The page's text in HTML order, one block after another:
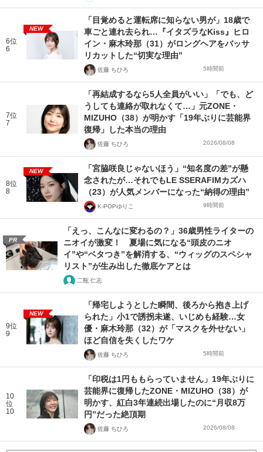
6位
6
NEW
「目覚めると運転席に知らない男が」18歳で
車ごと連れ去られ…『イタズラなKiss』ヒロ
イン・麻木玲那（31）がロングヘアをバッサ
リカットした“切実な理由”
佐藤 ちひろ 5時間前
7位
7
「再結成するなら5人全員がいい」「でも、ど
うしても連絡が取れなくて…」元ZONE・
MIZUHO（38）が明かす「19年ぶりに芸能界
復帰」した本当の理由
佐藤 ちひろ 2026/08/08
8位
8
NEW
「宮脇咲良じゃないほう」“知名度の差”が懸
念されたが…それでもLE SSERAFIMカズハ
（23）が人気メンバーになった“納得の理由”
K-POPゆりこ 9時間前
PR
「えっ、こんなに変わるの？」36歳男性ライターの
ニオイが激変！ 夏場に気になる“頭皮のニオ
イ”や“ベタつき”を解消する、“ウィッグのスペシャ
リスト”が生み出した徹底ケアとは
二瓶 仁志
9位
9
NEW
「帰宅しようとした瞬間、後ろから抱き上げ
られた」小1で誘拐未遂、いじめも経験…女
優・麻木玲那（32）が「マスクを外せない」
ほど自信を失くしたワケ
佐藤 ちひろ 5時間前
10
位
10
「印税は1円ももらっていません」19年ぶりに
芸能界に復帰したZONE・MIZUHO（38）が
明かす、紅白3年連続出場したのに“月収8万
円”だった絶頂期
佐藤 ちひろ 2026/08/08